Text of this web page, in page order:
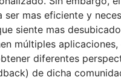
ser mas eficiente y
siente mas
múltiples
diferentes
de dicha